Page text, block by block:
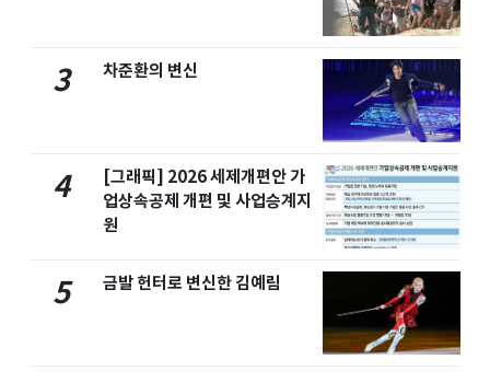
3 차준환의 변신
4
[그래픽] 2026 세제개편안 가
업상속공제 개편 및 사업승계지
원
5 금발 헌터로 변신한 김예림